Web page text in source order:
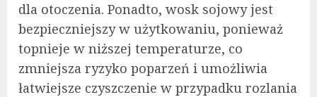
dla otoczenia. Ponadto, wosk sojowy jest
bezpieczniejszy w użytkowaniu, ponieważ
topnieje w niższej temperaturze, co
zmniejsza ryzyko poparzeń i umożliwia
łatwiejsze czyszczenie w przypadku rozlania